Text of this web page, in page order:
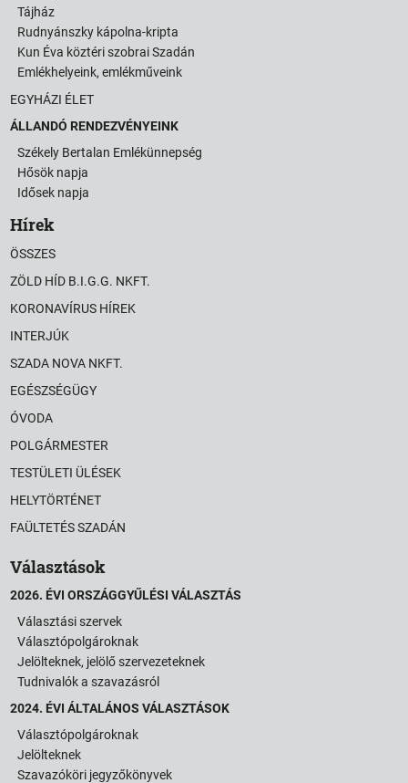
Tájház
Rudnyánszky kápolna-kripta
Kun Éva köztéri szobrai Szadán
Emlékhelyeink, emlékműveink
EGYHÁZI ÉLET
ÁLLANDÓ RENDEZVÉNYEINK
Székely Bertalan Emlékünnepség
Hősök napja
Idősek napja
Hírek
ÖSSZES
ZÖLD HÍD B.I.G.G. NKFT.
KORONAVÍRUS HÍREK
INTERJÚK
SZADA NOVA NKFT.
EGÉSZSÉGÜGY
ÓVODA
POLGÁRMESTER
TESTÜLETI ÜLÉSEK
HELYTÖRTÉNET
FAÜLTETÉS SZADÁN
Választások
2026. ÉVI ORSZÁGGYŰLÉSI VÁLASZTÁS
Választási szervek
Választópolgároknak
Jelölteknek, jelölő szervezeteknek
Tudnivalók a szavazásról
2024. ÉVI ÁLTALÁNOS VÁLASZTÁSOK
Választópolgároknak
Jelölteknek
Szavazóköri jegyzőkönyvek